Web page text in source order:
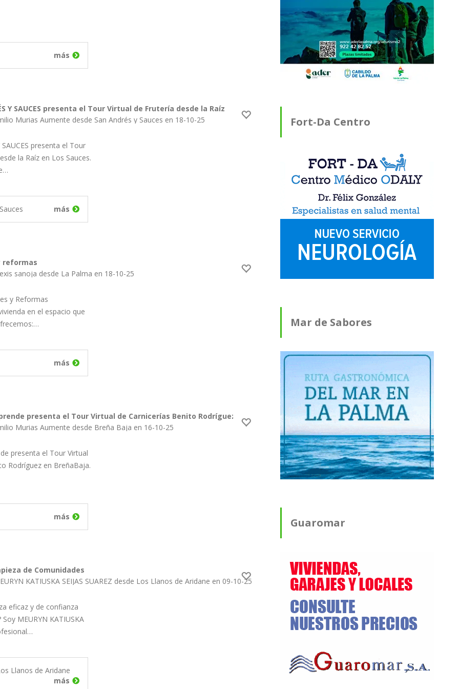
más
Y SAUCES presenta el Tour Virtual de Frutería desde la Raíz
Murias Aumente desde San Andrés y Sauces en 18-10-25
SAUCES presenta el Tour
la Raíz en Los Sauces.
más
reformas
sanoja desde La Palma en 18-10-25
y Reformas
en el espacio que
más
presenta el Tour Virtual de Carnicerías Benito Rodríguez en Breña Baja
Murias Aumente desde Breña Baja en 16-10-25
presenta el Tour Virtual
Rodríguez en BreñaBaja.
más
de Comunidades
KATIUSKA SEIJAS SUAREZ desde Los Llanos de Aridane en 09-10-25
eficaz y de confianza
MEURYN KATIUSKA
Llanos de Aridane
más
Fort-Da Centro
Mar de Sabores
Guaromar